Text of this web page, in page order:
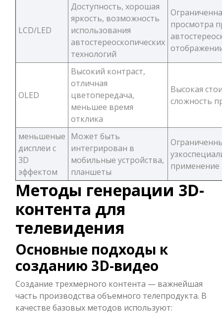
LCD/LED
Доступность, хорошая
яркость, возможность
использования
автостереоскопических
технологий
просмотра
OLED
Высокий контраст,
отличная
цветопередача,
меньшее время
отклика
Высокая
сложность
меньшеные
дисплеи с
3D
эффектом
Может быть
интегрирован в
мобильные устройства,
планшеты
применение
Методы генерации 3D-
контента для
телевидения
Основные подходы к
созданию 3D-видео
Создание трехмерного контента — важнейшая
часть производства объемного телепродукта. В
качестве базовых методов используют: